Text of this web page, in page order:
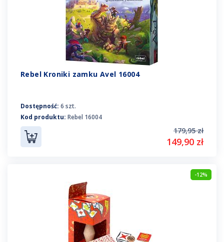
Rebel Kroniki zamku Avel 16004
Dostępność: 6 szt.
Kod produktu: Rebel 16004
179,95 zł
149,90 zł
-12%